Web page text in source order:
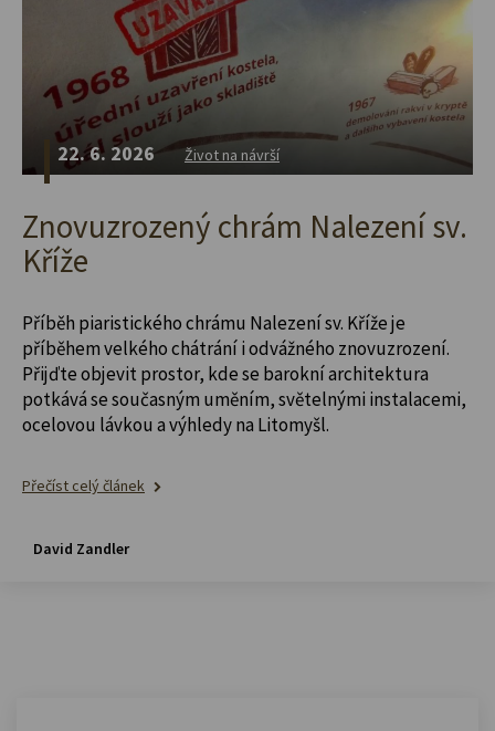
22. 6. 2026 Život na návrší
Znovuzrozený chrám Nalezení sv.
Kříže
Příběh piaristického chrámu Nalezení sv. Kříže je
příběhem velkého chátrání i odvážného znovuzrození.
Přijďte objevit prostor, kde se barokní architektura
potkává se současným uměním, světelnými instalacemi,
ocelovou lávkou a výhledy na Litomyšl.
Přečíst celý článek
David Zandler